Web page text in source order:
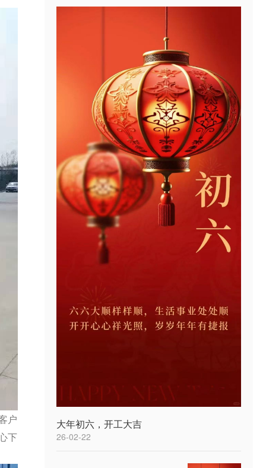
户
下
大年初六，开工大吉
26-02-22